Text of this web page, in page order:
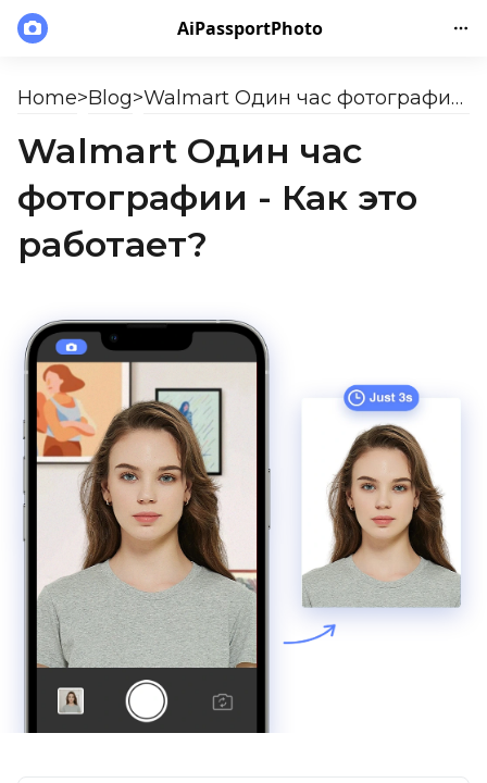
AiPassportPhoto
Home>Blog> Walmart Один час фотографии - Как это работает?
Walmart Один час
фотографии - Как это
работает?